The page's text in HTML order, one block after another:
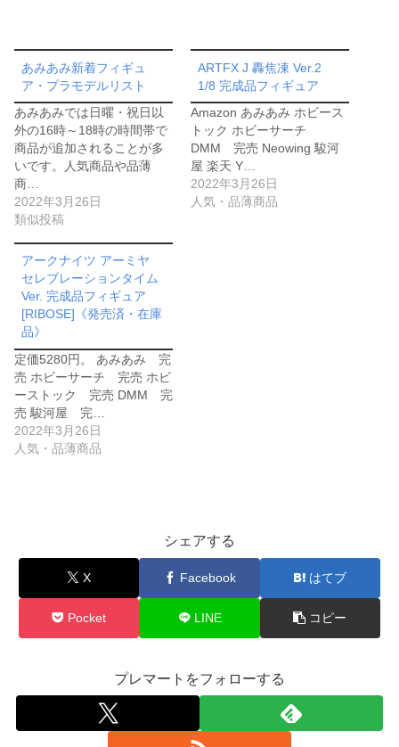
あみあみ新着フィギュ
ア・プラモデルリスト
あみあみでは日曜・祝日以
外の16時～18時の時間帯で
商品が追加されることが多
いです。人気商品や品薄
商…
2022年3月26日
類似投稿
ARTFX J 轟焦凍 Ver.2
1/8 完成品フィギュア
Amazon あみあみ ホビース
トック ホビーサーチ
DMM 完売 Neowing 駿河
屋 楽天 Y…
2022年3月26日
人気・品薄商品
アークナイツ アーミヤ
セレブレーションタイム
Ver. 完成品フィギュア
[RIBOSE]《発売済・在庫
品》
定価5280円。 あみあみ 完
売 ホビーサーチ 完売 ホビ
ーストック 完売 DMM 完
売 駿河屋 完…
2022年3月26日
人気・品薄商品
シェアする
X Facebook はてブ
Pocket LINE コピー
プレマートをフォローする